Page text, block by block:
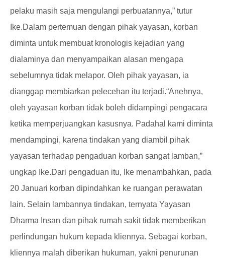
pelaku masih saja mengulangi perbuatannya,” tutur
Ike.Dalam pertemuan dengan pihak yayasan, korban
diminta untuk membuat kronologis kejadian yang
dialaminya dan menyampaikan alasan mengapa
sebelumnya tidak melapor. Oleh pihak yayasan, ia
dianggap membiarkan pelecehan itu terjadi.“Anehnya,
oleh yayasan korban tidak boleh didampingi pengacara
ketika memperjuangkan kasusnya. Padahal kami diminta
mendampingi, karena tindakan yang diambil pihak
yayasan terhadap pengaduan korban sangat lamban,”
ungkap Ike.Dari pengaduan itu, Ike menambahkan, pada
20 Januari korban dipindahkan ke ruangan perawatan
lain. Selain lambannya tindakan, ternyata Yayasan
Dharma Insan dan pihak rumah sakit tidak memberikan
perlindungan hukum kepada kliennya. Sebagai korban,
kliennya malah diberikan hukuman, yakni penurunan